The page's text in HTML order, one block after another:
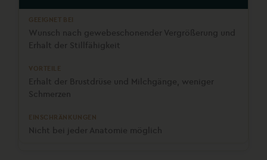
Wunsch nach gewebeschonender Vergrößerung und
Erhalt der Stillfähigkeit
Erhalt der Brustdrüse und Milchgänge, weniger
Schmerzen
Nicht bei jeder Anatomie möglich